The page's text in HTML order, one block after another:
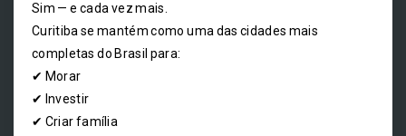
Sim — e cada vez mais.
Curitiba se mantém como uma das cidades mais
completas do Brasil para:
✔ Morar
✔ Investir
✔ Criar família